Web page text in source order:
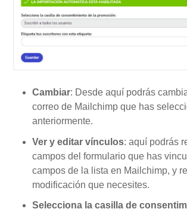
Cambiar: Desde aquí podrás
correo de Mailchimp que has
anteriormente.
Ver y editar vínculos: aquí podrás
campos del formulario que has
campos de la lista en Mailchimp, y
modificación que necesites.
Selecciona la casilla de